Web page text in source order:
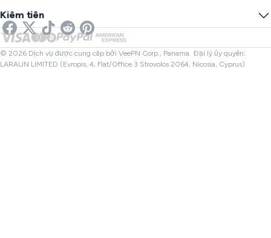
VPN cho Streaming
VPN Netflix
SMS trực tuyến
Kiểm tra Liên kết
Kiểm tra Tệp
VPN Anh
VPN Canada
VPN Thổ Nhĩ Kỳ
Kiếm tiền
Đối tác
© 2026 Dịch vụ được cung cấp bởi VeePN Corp., Panama. Đại lý ủy quyền:
LARAUN LIMITED (Evropis, 4, Flat/Office 3 Strovolos 2064, Nicosia, Cyprus)